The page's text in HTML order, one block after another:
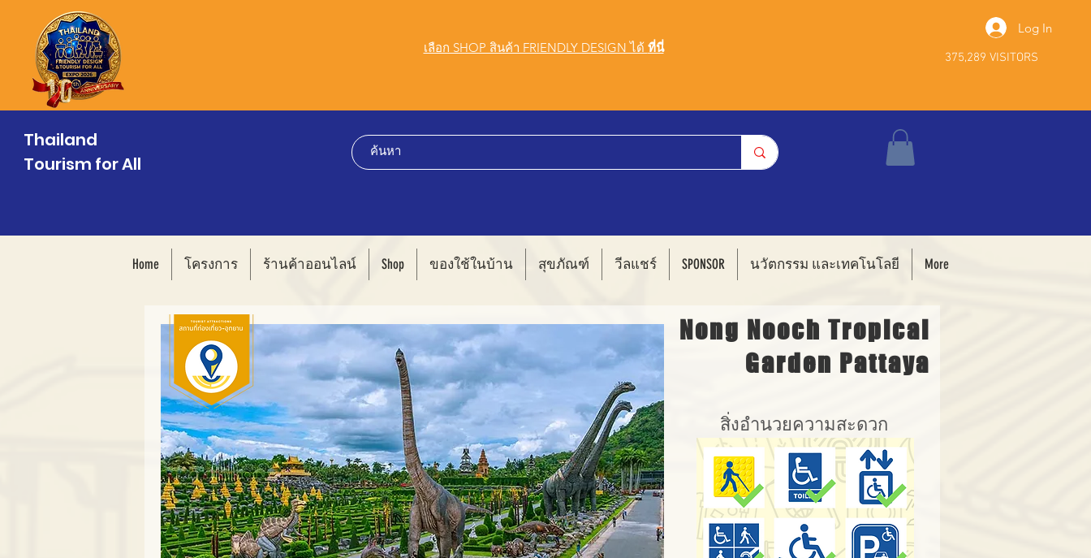
เลือก SHOP สินค้า FRIENDLY DESIGN ได้ ที่นี่
Log In
375,289 VISITORS
Thailand
Tourism for All
Home โครงการ ร้านค้าออนไลน์ Shop ของใช้ในบ้าน สุขภัณฑ์ วีลแชร์ SPONSOR นวัตกรรม และเทคโนโลยี More
Nong Nooch Tropical
Garden Pattaya
สิ่งอำนวยความสะดวก